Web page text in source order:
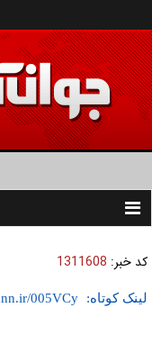
Toggle
کد خبر: 1311608
لینک کوتاه: